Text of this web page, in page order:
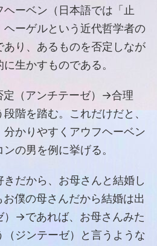
ーベン（日本語では「止
ーゲルという近代哲学者の
り、あるものを否定しなが
生かすものである。
（アンチテーゼ）→合理
段階を踏む。これだけだと、
分かりやすくアウフヘーベン
の男を例に挙げる。
だから、お母さんと結婚し
僕の母さんだから結婚は出
）→であれば、お母さんみた
ジンテーゼ）と言うような